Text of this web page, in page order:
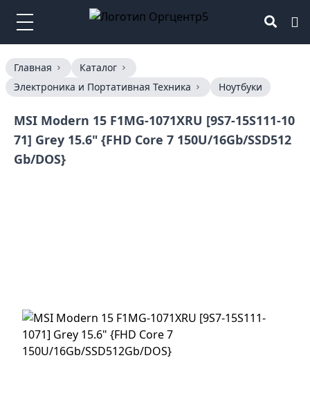
Главная
Каталог
Электроника и Портативная Техника
Ноутбуки
MSI Modern 15 F1MG-1071XRU [9S7-15S111-10
71] Grey 15.6" {FHD Core 7 150U/16Gb/SSD512
Gb/DOS}